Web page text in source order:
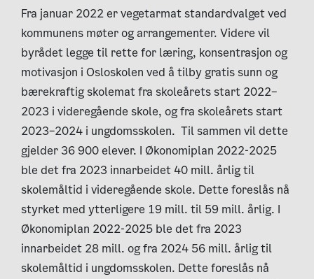
Fra januar 2022 er vegetarmat standardvalget ved
kommunens møter og arrangementer. Videre vil
byrådet legge til rette for læring, konsentrasjon og
motivasjon i Osloskolen ved å tilby gratis sunn og
bærekraftig skolemat fra skoleårets start 2022–
2023 i videregående skole, og fra skoleårets start
2023–2024 i ungdomsskolen. Til sammen vil dette
gjelder 36 900 elever. I Økonomiplan 2022-2025
ble det fra 2023 innarbeidet 40 mill. årlig til
skolemåltid i videregående skole. Dette foreslås nå
styrket med ytterligere 19 mill. til 59 mill. årlig. I
Økonomiplan 2022-2025 ble det fra 2023
innarbeidet 28 mill. og fra 2024 56 mill. årlig til
skolemåltid i ungdomsskolen. Dette foreslås nå